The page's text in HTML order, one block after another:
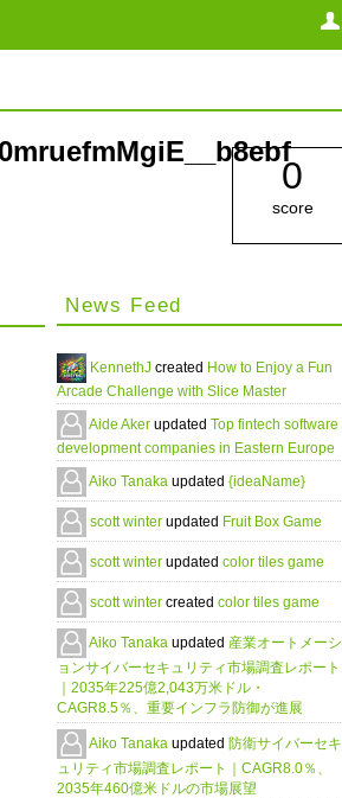
0
score
News Feed
KennethJ created How to Enjoy a Fun
Arcade Challenge with Slice Master
Aide Aker updated Top fintech software
development companies in Eastern Europe
Aiko Tanaka updated {ideaName}
scott winter updated Fruit Box Game
scott winter updated color tiles game
scott winter created color tiles game
Aiko Tanaka updated 産業オートメーシ
ョンサイバーセキュリティ市場調査レポート
｜2035年225億2,043万米ドル・
CAGR8.5％、重要インフラ防御が進展
Aiko Tanaka updated 防衛サイバーセキ
ュリティ市場調査レポート｜CAGR8.0％、
2035年460億米ドルの市場展望